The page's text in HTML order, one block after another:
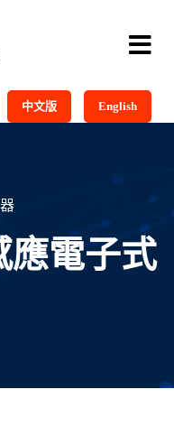
中文版 English
應電子式